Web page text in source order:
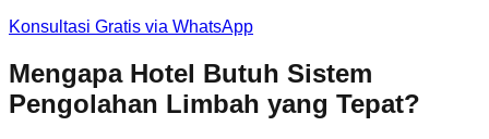
Konsultasi Gratis via WhatsApp
Mengapa Hotel Butuh Sistem
Pengolahan Limbah yang Tepat?